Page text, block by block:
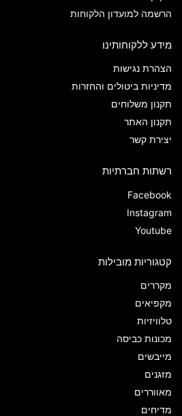
הרשמה למועדון הלקוחות
מידע ללקוחותינו
הצהרת נגישות
מדיניות ביטולים והחזרות
תקנון משלוחים
תקנון האתר
יצירת קשר
רשתות חברתיות
Facebook
Instagram
Youtube
קטגוריות מובילות
מקררים
מקפיאים
טלוויזיות
מכונות כביסה
מייבשים
מזגנים
מאווררים
מדיחים